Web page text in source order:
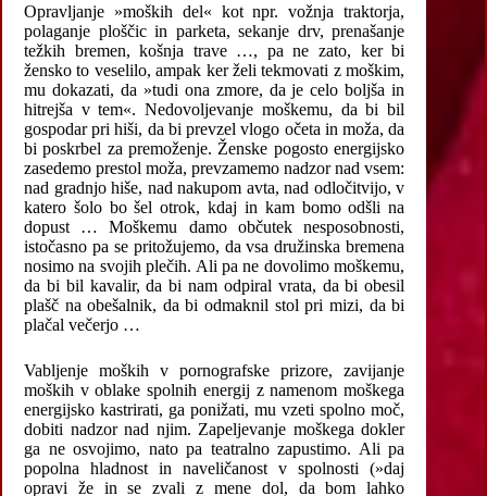
Opravljanje »moških del« kot npr. vožnja traktorja,
polaganje ploščic in parketa, sekanje drv, prenašanje
težkih bremen, košnja trave …, pa ne zato, ker bi
žensko to veselilo, ampak ker želi tekmovati z moškim,
mu dokazati, da »tudi ona zmore, da je celo boljša in
hitrejša v tem«. Nedovoljevanje moškemu, da bi bil
gospodar pri hiši, da bi prevzel vlogo očeta in moža, da
bi poskrbel za premoženje. Ženske pogosto energijsko
zasedemo prestol moža, prevzamemo nadzor nad vsem:
nad gradnjo hiše, nad nakupom avta, nad odločitvijo, v
katero šolo bo šel otrok, kdaj in kam bomo odšli na
dopust … Moškemu damo občutek nesposobnosti,
istočasno pa se pritožujemo, da vsa družinska bremena
nosimo na svojih plečih. Ali pa ne dovolimo moškemu,
da bi bil kavalir, da bi nam odpiral vrata, da bi obesil
plašč na obešalnik, da bi odmaknil stol pri mizi, da bi
plačal večerjo …
Vabljenje moških v pornografske prizore, zavijanje
moških v oblake spolnih energij z namenom moškega
energijsko kastrirati, ga ponižati, mu vzeti spolno moč,
dobiti nadzor nad njim. Zapeljevanje moškega dokler
ga ne osvojimo, nato pa teatralno zapustimo. Ali pa
popolna hladnost in naveličanost v spolnosti (»daj
opravi že in se zvali z mene dol, da bom lahko